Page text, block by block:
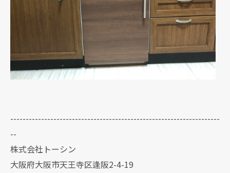
--------------------------------------------------------------------
--
株式会社トーシン
大阪府大阪市天王寺区逢阪2-4-19